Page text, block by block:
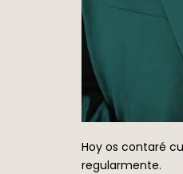
Hoy os contaré
regularmente.